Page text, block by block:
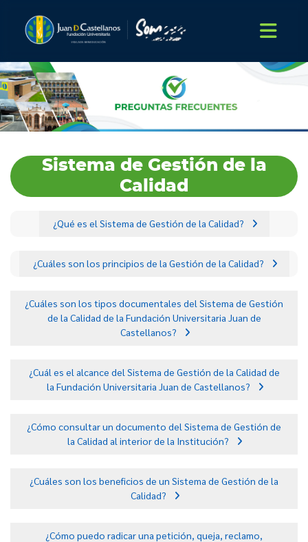
Sistema de Gestión de la
Calidad
¿Qué es el Sistema de Gestión de la Calidad?
¿Cuáles son los principios de la Gestión de la Calidad?
¿Cuáles son los tipos documentales del Sistema de Gestión
de la Calidad de la Fundación Universitaria Juan de
Castellanos?
¿Cuál es el alcance del Sistema de Gestión de la Calidad de
la Fundación Universitaria Juan de Castellanos?
¿Cómo consultar un documento del Sistema de Gestión de
la Calidad al interior de la Institución?
¿Cuáles son los beneficios de un Sistema de Gestión de la
Calidad?
¿Cómo puedo radicar una petición, queja, reclamo,